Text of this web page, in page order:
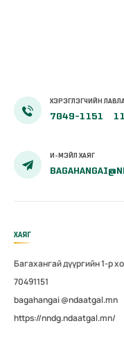
ХЭРЭГЛЭГЧИЙН
7049-1151
И-МЭЙЛ ХАЯГ
ХАЯГ
Багахангай дүүргийн 1-р
70491151
bagahangai @ndaatgal.mn
https://nndg.ndaatgal.mn/